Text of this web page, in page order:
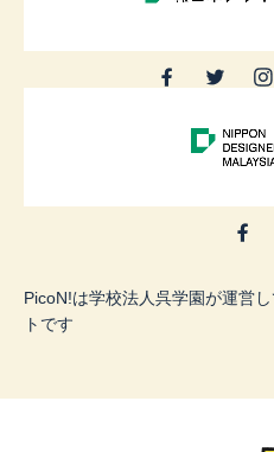
PicoN!は学校法人呉学園が運営
トです